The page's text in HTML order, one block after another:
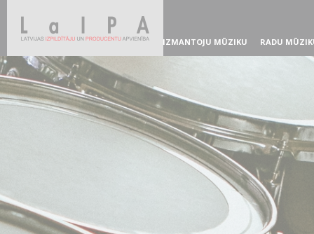
IZMANTOJU MŪZIKU RADU